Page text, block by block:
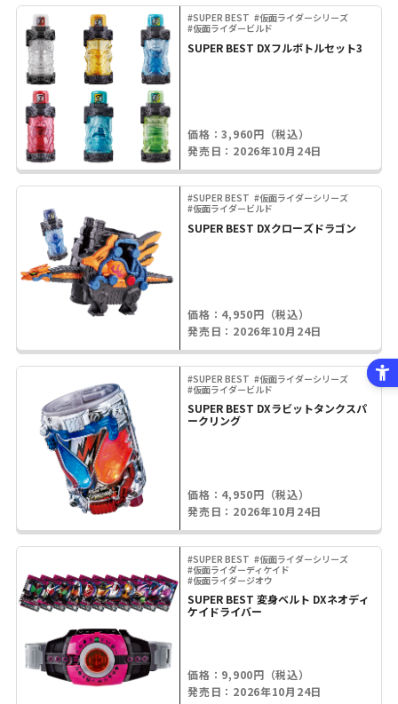
#SUPER BEST #仮面ライダーシリーズ
#仮面ライダービルド
SUPER BEST DXフルボトルセット3
価格：3,960円（税込）
発売日：2026年10月24日
#SUPER BEST #仮面ライダーシリーズ
#仮面ライダービルド
SUPER BEST DXクローズドラゴン
価格：4,950円（税込）
発売日：2026年10月24日
#SUPER BEST #仮面ライダーシリーズ
#仮面ライダービルド
SUPER BEST DXラビットタンクスパ
ークリング
価格：4,950円（税込）
発売日：2026年10月24日
#SUPER BEST #仮面ライダーシリーズ
#仮面ライダーディケイド
#仮面ライダージオウ
SUPER BEST 変身ベルト DXネオディ
ケイドライバー
価格：9,900円（税込）
発売日：2026年10月24日